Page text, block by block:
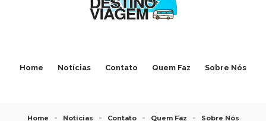
Home Notícias Contato Quem Faz Sobre Nós
Home Notícias Contato Quem Faz Sobre Nós